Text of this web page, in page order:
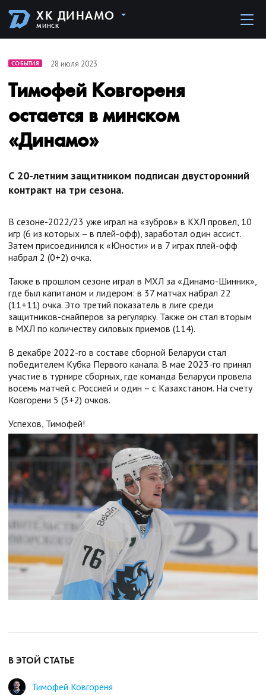
ХК ДИНАМО
МИНСК
СОБЫТИЯ 28 июля 2023
Тимофей Ковгореня
остается в минском
«Динамо»
С 20-летним защитником подписан двусторонний
контракт на три сезона.
В сезоне-2022/23 уже играл на «зубров» в КХЛ провел, 10
игр (6 из которых – в плей-офф), заработал один ассист.
Затем присоединился к «Юности» и в 7 играх плей-офф
набрал 2 (0+2) очка.
Также в прошлом сезоне играл в МХЛ за «Динамо-Шинник»,
где был капитаном и лидером: в 37 матчах набрал 22
(11+11) очка. Это третий показатель в лиге среди
защитников-снайперов за регулярку. Также он стал вторым
в МХЛ по количеству силовых приемов (114).
В декабре 2022-го в составе сборной Беларуси стал
победителем Кубка Первого канала. В мае 2023-го принял
участие в турнире сборных, где команда Беларуси провела
восемь матчей с Россией и один – с Казахстаном. На счету
Ковгорени 5 (3+2) очков.
Успехов, Тимофей!
В ЭТОЙ СТАТЬЕ
Тимофей Ковгореня